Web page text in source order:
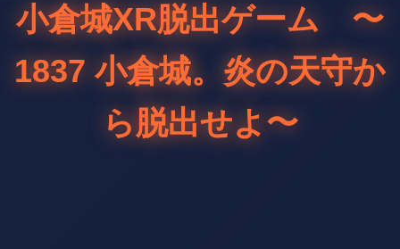
小倉城XR脱出ゲーム 〜
1837 小倉城。炎の天守か
ら脱出せよ〜